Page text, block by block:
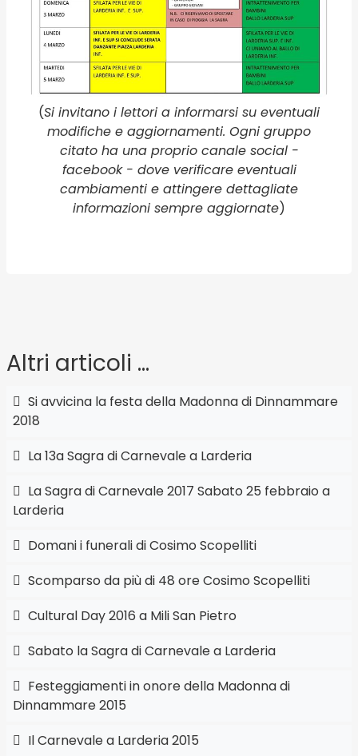
(Si invitano i lettori a informarsi su eventuali
modifiche e aggiornamenti. Ogni gruppo
citato ha una proprio canale social -
facebook - dove verificare eventuali
cambiamenti e attingere dettagliate
informazioni sempre aggiornate)
Altri articoli …
Si avvicina la festa della Madonna di Dinnammare
2018
La 13a Sagra di Carnevale a Larderia
La Sagra di Carnevale 2017 Sabato 25 febbraio a
Larderia
Domani i funerali di Cosimo Scopelliti
Scomparso da più di 48 ore Cosimo Scopelliti
Cultural Day 2016 a Mili San Pietro
Sabato la Sagra di Carnevale a Larderia
Festeggiamenti in onore della Madonna di
Dinnammare 2015
Il Carnevale a Larderia 2015